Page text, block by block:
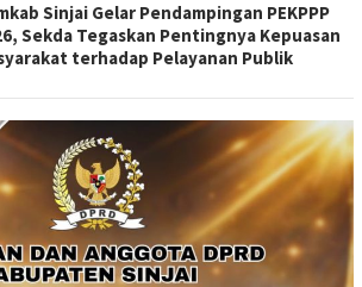
Sinjai Gelar Pendampingan PEKPPP
Sekda Tegaskan Pentingnya Kepuasan
terhadap Pelayanan Publik